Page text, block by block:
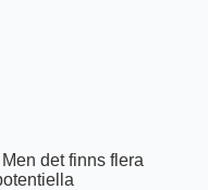
det finns flera